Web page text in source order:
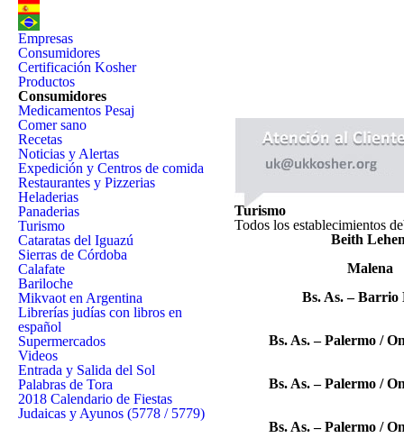
Empresas
Consumidores
Certificación Kosher
Productos
Consumidores
Medicamentos Pesaj
Comer sano
Recetas
Noticias y Alertas
Expedición y Centros de comida
Restaurantes y Pizzerias
Heladerias
Panaderias
Turismo
Cataratas del Iguazú
Sierras de Córdoba
Calafate
Bariloche
Mikvaot en Argentina
Librerías judías con libros en
español
Supermercados
Videos
Entrada y Salida del Sol
Palabras de Tora
2018 Calendario de Fiestas
Judaicas y Ayunos (5778 / 5779)
Turismo
Todos los establecimientos
Beith
Malena
Bs. As. – Barrio
Bs. As. – Palermo /
Bs. As. – Palermo /
Bs. As. – Palermo /